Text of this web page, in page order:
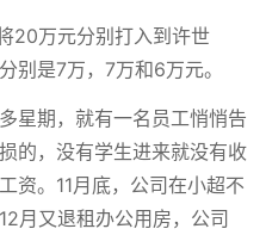
20万元分别打入到许世
别是7万，7万和6万元。
星期，就有一名员工悄悄告
的，没有学生进来就没有收
资。11月底，公司在小超不
月又退租办公用房，公司